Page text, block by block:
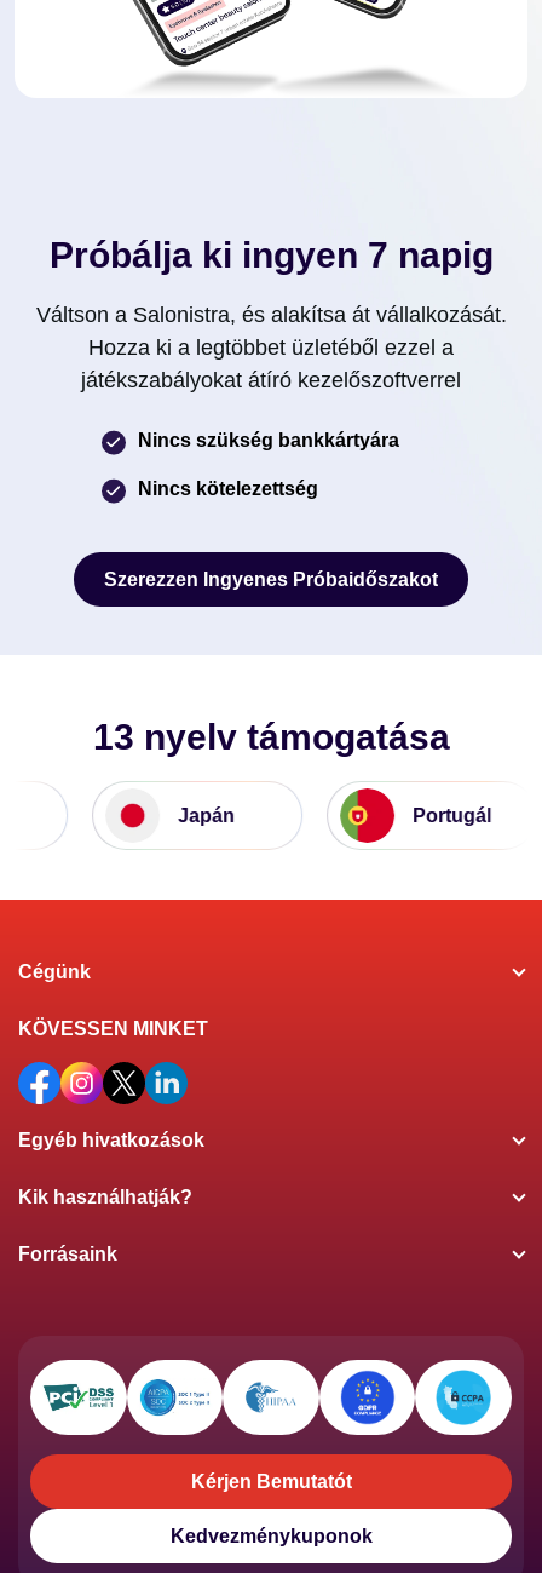
Próbálja ki ingyen 7 napig
Váltson a Salonistra, és alakítsa át vállalkozását.
Hozza ki a legtöbbet üzletéből ezzel a
játékszabályokat átíró kezelőszoftverrel
Nincs szükség bankkártyára
Nincs kötelezettség
Szerezzen Ingyenes Próbaidőszakot
13 nyelv támogatása
Japán Portugál
Cégünk
KÖVESSEN MINKET
Egyéb hivatkozások
Kik használhatják?
Forrásaink
Kérjen Bemutatót
Kedvezménykuponok